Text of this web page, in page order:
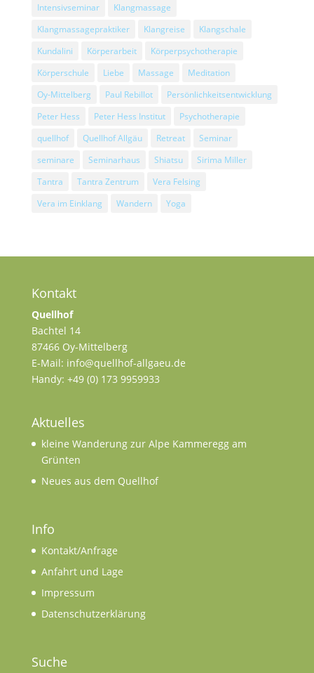
Intensivseminar
Klangmassage
Klangmassagepraktiker
Klangreise
Klangschale
Kundalini
Körperarbeit
Körperpsychotherapie
Körperschule
Liebe Massage
Meditation
Oy-Mittelberg
Paul Rebillot
Persönlichkeitsentwicklung
Peter Hess
Peter Hess Institut
Psychotherapie
quellhof
Quellhof Allgäu Retreat
Seminar
seminare
Seminarhaus Shiatsu
Sirima Miller
Tantra
Tantra Zentrum
Vera Felsing
Vera im Einklang
Wandern Yoga
Kontakt
Quellhof
Bachtel 14
87466 Oy-Mittelberg
E-Mail: info@quellhof-allgaeu.de
Handy: +49 (0) 173 9959933
Aktuelles
kleine Wanderung zur Alpe Kammeregg am
Grünten
Neues aus dem Quellhof
Info
Kontakt/Anfrage
Anfahrt und Lage
Impressum
Datenschutzerklärung
Suche